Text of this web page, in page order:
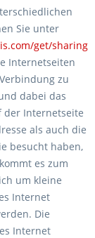
Sie unter
get/sharing
Internetseiten
zu
dabei das
der Internetseite
als auch die
besucht haben,
es zum
um kleine
Internet
Die
Internet